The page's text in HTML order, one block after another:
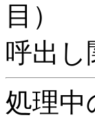
目）
呼出し
処理中